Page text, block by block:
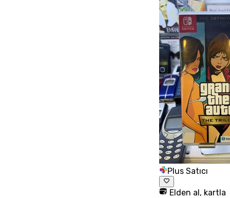
Plus Satıcı
Elden al, kartla